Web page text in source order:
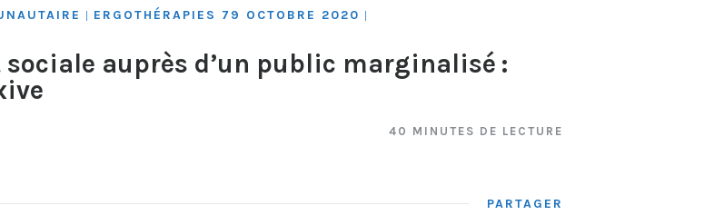
| ERGOTHÉRAPIES 79 OCTOBRE 2020 |
auprès d’un public marginalisé :
40 MINUTES DE LECTURE
PARTAGER